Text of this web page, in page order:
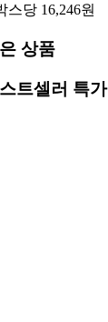
스당 16,246원
상품
트셀러 특가